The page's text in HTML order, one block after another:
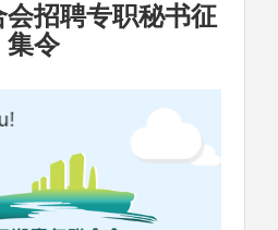
招聘专职秘书征
集令